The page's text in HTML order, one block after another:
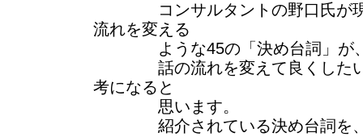
コンサルタントの野口氏が現
流れを変える
ような45の「決め台詞」が、
話の流れを変えて良くしたい
考になると
思います。
紹介されている決め台詞を、